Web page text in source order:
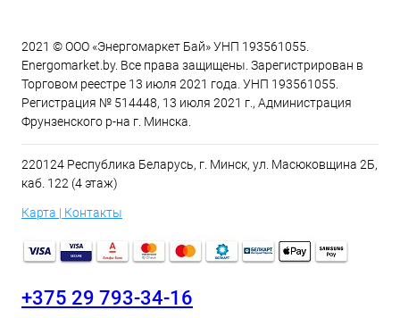
2021 © ООО «Энергомаркет Бай» УНП 193561055.
Energomarket.by. Все права защищены. Зарегистрирован в
Торговом реестре 13 июля 2021 года. УНП 193561055.
Регистрация № 514448, 13 июля 2021 г., Администрация
Фрунзенского р-на г. Минска.
220124 Республика Беларусь, г. Минск, ул. Масюковщина 2Б,
каб. 122 (4 этаж)
Карта | Контакты
+375 29 793-34-16